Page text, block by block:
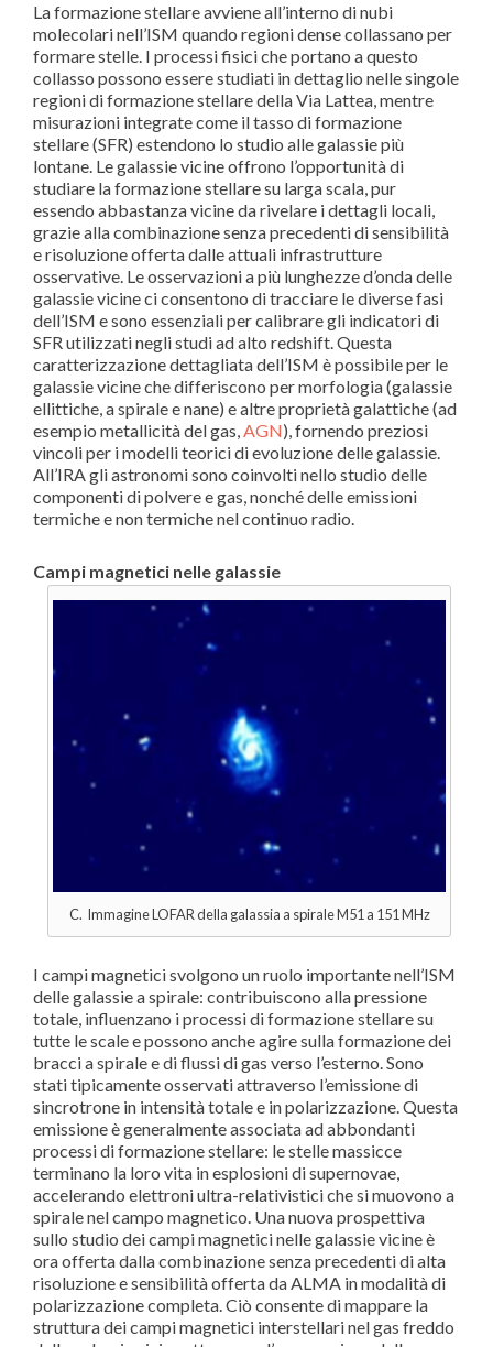
La formazione stellare avviene all’interno di nubi
molecolari nell’ISM quando regioni dense collassano per
formare stelle. I processi fisici che portano a questo
collasso possono essere studiati in dettaglio nelle singole
regioni di formazione stellare della Via Lattea, mentre
misurazioni integrate come il tasso di formazione
stellare (SFR) estendono lo studio alle galassie più
lontane. Le galassie vicine offrono l’opportunità di
studiare la formazione stellare su larga scala, pur
essendo abbastanza vicine da rivelare i dettagli locali,
grazie alla combinazione senza precedenti di sensibilità
e risoluzione offerta dalle attuali infrastrutture
osservative. Le osservazioni a più lunghezze d’onda delle
galassie vicine ci consentono di tracciare le diverse fasi
dell’ISM e sono essenziali per calibrare gli indicatori di
SFR utilizzati negli studi ad alto redshift. Questa
caratterizzazione dettagliata dell’ISM è possibile per le
galassie vicine che differiscono per morfologia (galassie
ellittiche, a spirale e nane) e altre proprietà galattiche (ad
esempio metallicità del gas,AGN), fornendo preziosi
vincoli per i modelli teorici di evoluzione delle galassie.
All’IRA gli astronomi sono coinvolti nello studio delle
componenti di polvere e gas, nonché delle emissioni
termiche e non termiche nel continuo radio.
Campi magnetici nelle galassie
C. Immagine LOFAR della galassia a spirale M51 a 151 MHz
I campi magnetici svolgono un ruolo importante nell’ISM
delle galassie a spirale: contribuiscono alla pressione
totale, influenzano i processi di formazione stellare su
tutte le scale e possono anche agire sulla formazione dei
bracci a spirale e di flussi di gas verso l’esterno. Sono
stati tipicamente osservati attraverso l’emissione di
sincrotrone in intensità totale e in polarizzazione. Questa
emissione è generalmente associata ad abbondanti
processi di formazione stellare: le stelle massicce
terminano la loro vita in esplosioni di supernovae,
accelerando elettroni ultra-relativistici che si muovono a
spirale nel campo magnetico. Una nuova prospettiva
sullo studio dei campi magnetici nelle galassie vicine è
ora offerta dalla combinazione senza precedenti di alta
risoluzione e sensibilità offerta da ALMA in modalità di
polarizzazione completa. Ciò consente di mappare la
struttura dei campi magnetici interstellari nel gas freddo